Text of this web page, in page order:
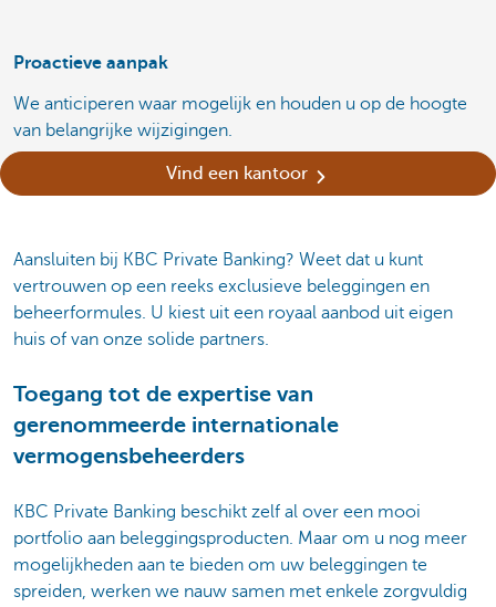
Proactieve aanpak
We anticiperen waar mogelijk en houden u op de hoogte
van belangrijke wijzigingen.
Vind een kantoor
Aansluiten bij KBC Private Banking? Weet dat u kunt
vertrouwen op een reeks exclusieve beleggingen en
beheerformules. U kiest uit een royaal aanbod uit eigen
huis of van onze solide partners.
Toegang tot de expertise van
gerenommeerde internationale
vermogensbeheerders
KBC Private Banking beschikt zelf al over een mooi
portfolio aan beleggingsproducten. Maar om u nog meer
mogelijkheden aan te bieden om uw beleggingen te
spreiden, werken we nauw samen met enkele zorgvuldig